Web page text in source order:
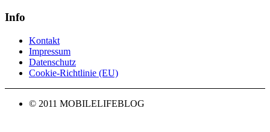
Info
Kontakt
Impressum
Datenschutz
Cookie-Richtlinie (EU)
© 2011 MOBILELIFEBLOG